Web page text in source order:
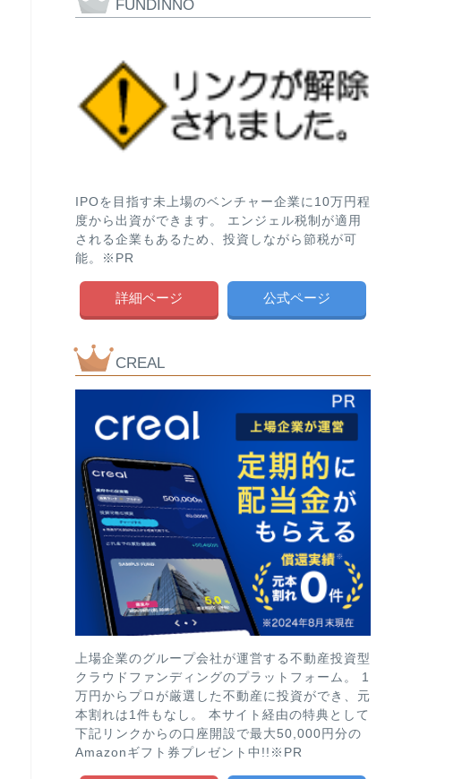
FUNDINNO
IPOを目指す未上場のベンチャー企業に10万円程
度から出資ができます。 エンジェル税制が適用
される企業もあるため、投資しながら節税が可
能。※PR
詳細ページ 公式ページ
CREAL
上場企業のグループ会社が運営する不動産投資型
クラウドファンディングのプラットフォーム。 1
万円からプロが厳選した不動産に投資ができ、元
本割れは1件もなし。 本サイト経由の特典として
下記リンクからの口座開設で最大50,000円分の
Amazonギフト券プレゼント中!!※PR